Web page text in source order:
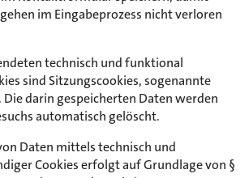
im Eingabeprozess nicht verloren
technisch und funktional
sind Sitzungscookies, sogenannte
Die darin gespeicherten Daten werden
automatisch gelöscht.
Daten mittels technisch und
Cookies erfolgt auf Grundlage von §